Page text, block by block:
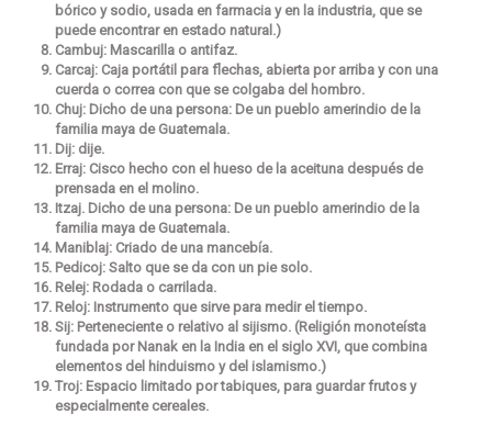
bórico y sodio, usada en farmacia y en la industria, que se
puede encontrar en estado natural.)
Cambuj: Mascarilla o antifaz.
Carcaj: Caja portátil para flechas, abierta por arriba y con una
cuerda o correa con que se colgaba del hombro.
Chuj: Dicho de una persona: De un pueblo amerindio de la
familia maya de Guatemala.
Dij: dije.
Erraj: Cisco hecho con el hueso de la aceituna después de
prensada en el molino.
Itzaj. Dicho de una persona: De un pueblo amerindio de la
familia maya de Guatemala.
Maniblaj: Criado de una mancebía.
Pedicoj: Salto que se da con un pie solo.
Relej: Rodada o carrilada.
Reloj: Instrumento que sirve para medir el tiempo.
Sij: Perteneciente o relativo al sijismo. (Religión monoteísta
fundada por Nanak en la India en el siglo XVI, que combina
elementos del hinduismo y del islamismo.)
Troj: Espacio limitado por tabiques, para guardar frutos y
especialmente cereales.